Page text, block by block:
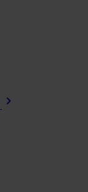
chevron_right